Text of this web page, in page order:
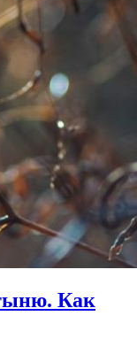
Как